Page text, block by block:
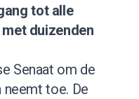
tot alle
duizenden
Senaat om de
toe. De